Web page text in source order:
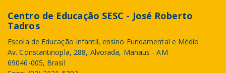
Centro de Educação SESC - José Roberto
Tadros
Escola de Educação Infantil, ensino Fundamental e Médio
Av. Constantinopla, 288, Alvorada, Manaus - AM
69046-005, Brasil